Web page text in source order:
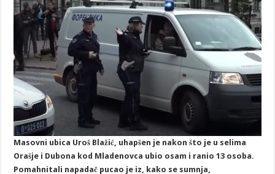
Masovni ubica Uroš Blažić, uhapšen je nakon što je u selima
Orašje i Dubona kod Mladenovca ubio osam i ranio 13 osoba.
Pomahnitali napadač pucao je iz, kako se sumnja,